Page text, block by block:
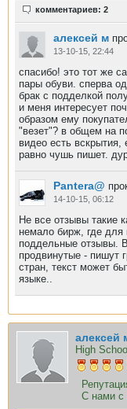
комментариев: 2
алексей м
13-10-15, 22:44
спасибо! это тот же
пары обуви. сперва
брак с подделкой
и меня интересует
образом ему
"везет"? в общем на
видео есть вскрытия,
равно чушь пишет.
Pantera@
14-10-15, 06:12
Не все отзывы такие
немало бирж, где для
поддельные отзывы.
продвинутые - пишут
стран, текст может
языке..
алексей
High School
С нами с